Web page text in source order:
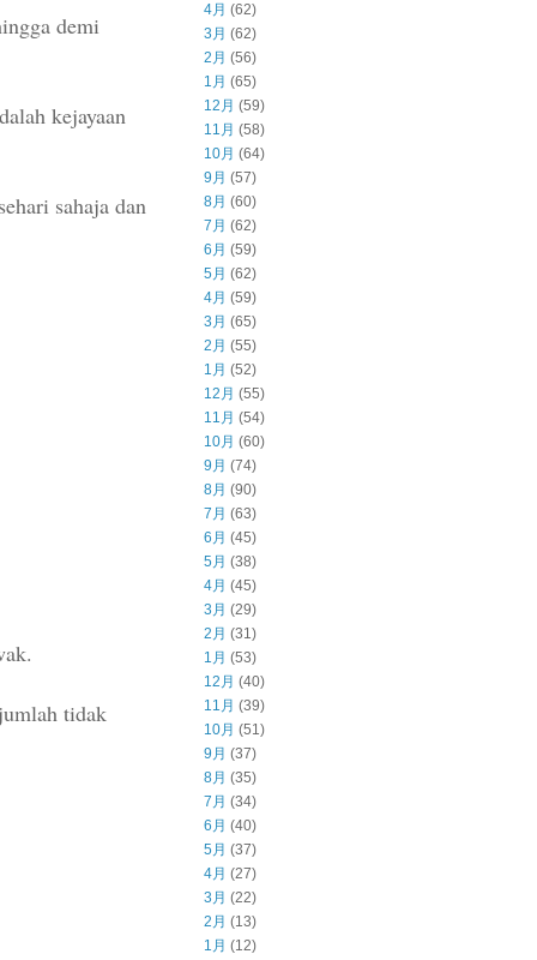
demi
kejayaan
sahaja dan
tidak
4月 (62)
3月 (62)
2月 (56)
1月 (65)
12月 (59)
11月 (58)
10月 (64)
9月 (57)
8月 (60)
7月 (62)
6月 (59)
5月 (62)
4月 (59)
3月 (65)
2月 (55)
1月 (52)
12月 (55)
11月 (54)
10月 (60)
9月 (74)
8月 (90)
7月 (63)
6月 (45)
5月 (38)
4月 (45)
3月 (29)
2月 (31)
1月 (53)
12月 (40)
11月 (39)
10月 (51)
9月 (37)
8月 (35)
7月 (34)
6月 (40)
5月 (37)
4月 (27)
3月 (22)
2月 (13)
1月 (12)